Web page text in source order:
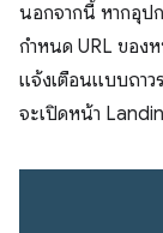
นอกจากนี้ หากอุป
กำหนด URL ของ
แจ้งเตือนแบบถาว
จะเปิดหน้า